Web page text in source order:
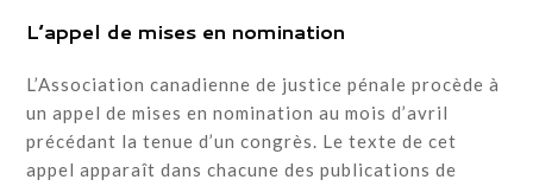
L’appel de mises en nomination
L’Association canadienne de justice pénale procède à
un appel de mises en nomination au mois d’avril
précédant la tenue d’un congrès. Le texte de cet
appel apparaît dans chacune des publications de